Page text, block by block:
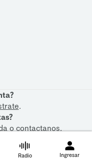
.
ocontactanos.
Radio Ingresar